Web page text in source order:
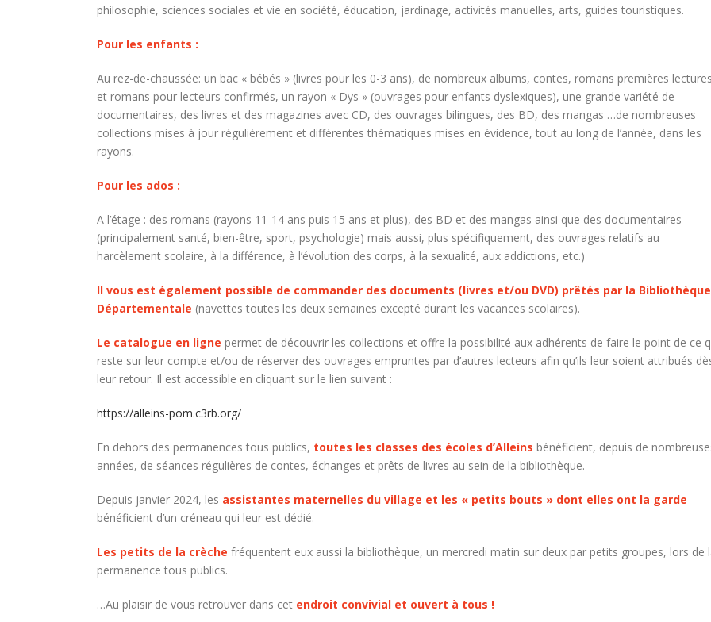
philosophie, sciences sociales et vie en société, éducation, jardinage, activités manuelles, arts, guides touristiques.
Pour les enfants :
Au rez-de-chaussée: un bac « bébés » (livres pour les 0-3 ans), de nombreux albums, contes, romans premières
et romans pour lecteurs confirmés, un rayon « Dys » (ouvrages pour enfants dyslexiques), une grande variété de
documentaires, des livres et des magazines avec CD, des ouvrages bilingues, des BD, des mangas …de nombreuses
collections mises à jour régulièrement et différentes thématiques mises en évidence, tout au long de l’année, dans les
rayons.
Pour les ados :
A l’étage : des romans (rayons 11-14 ans puis 15 ans et plus), des BD et des mangas ainsi que des documentaires
(principalement santé, bien-être, sport, psychologie) mais aussi, plus spécifiquement, des ouvrages relatifs au
harcèlement scolaire, à la différence, à l’évolution des corps, à la sexualité, aux addictions, etc.)
Il vous est également possible de commander des documents (livres et/ou DVD) prêtés par la Bibliothèque
Départementale (navettes toutes les deux semaines excepté durant les vacances scolaires).
Le catalogue en ligne permet de découvrir les collections et offre la possibilité aux adhérents de faire le point de ce
reste sur leur compte et/ou de réserver des ouvrages empruntes par d’autres lecteurs afin qu’ils leur soient attribués
leur retour. Il est accessible en cliquant sur le lien suivant :
https://alleins-pom.c3rb.org/
En dehors des permanences tous publics, toutes les classes des écoles d’Alleins bénéficient, depuis de
années, de séances régulières de contes, échanges et prêts de livres au sein de la bibliothèque.
Depuis janvier 2024, les assistantes maternelles du village et les « petits bouts » dont elles ont la garde
bénéficient d’un créneau qui leur est dédié.
Les petits de la crèche fréquentent eux aussi la bibliothèque, un mercredi matin sur deux par petits groupes, lors de
permanence tous publics.
…Au plaisir de vous retrouver dans cet endroit convivial et ouvert à tous !